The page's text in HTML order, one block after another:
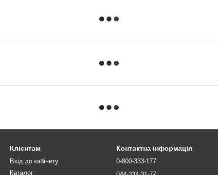
Клієнтам
Вхід до кабінету
Каталог
Контактна інформація
0-800-333-177